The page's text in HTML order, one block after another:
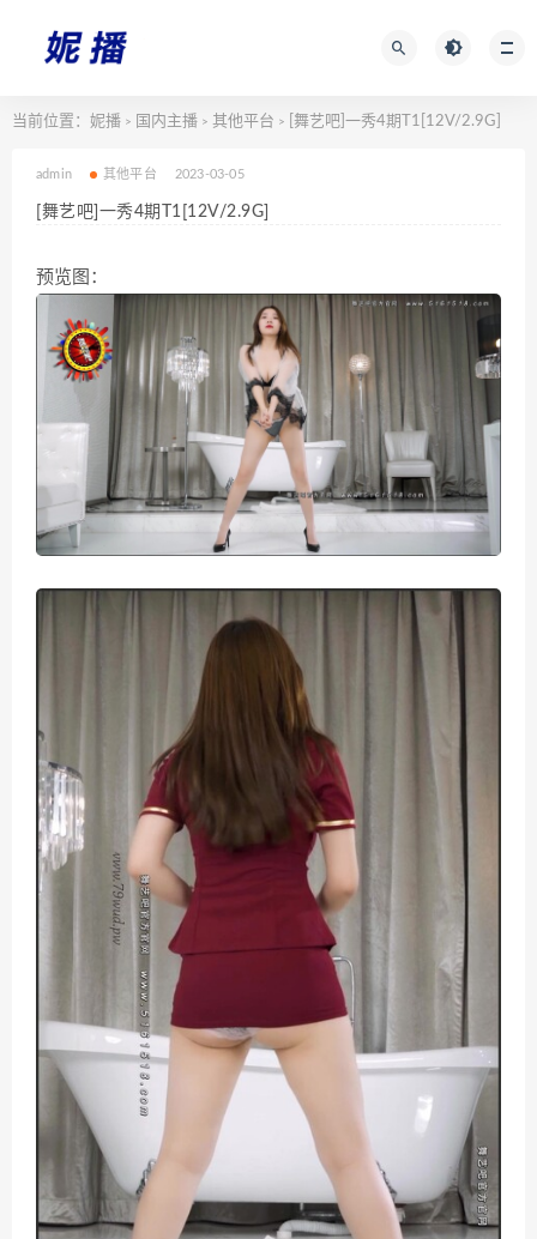
当前位置： 妮播 > 国内主播 > 其他平台 > [舞艺吧]一秀4期T1[12V/2.9G]
admin 其他平台 2023-03-05
[舞艺吧]一秀4期T1[12V/2.9G]
预览图：